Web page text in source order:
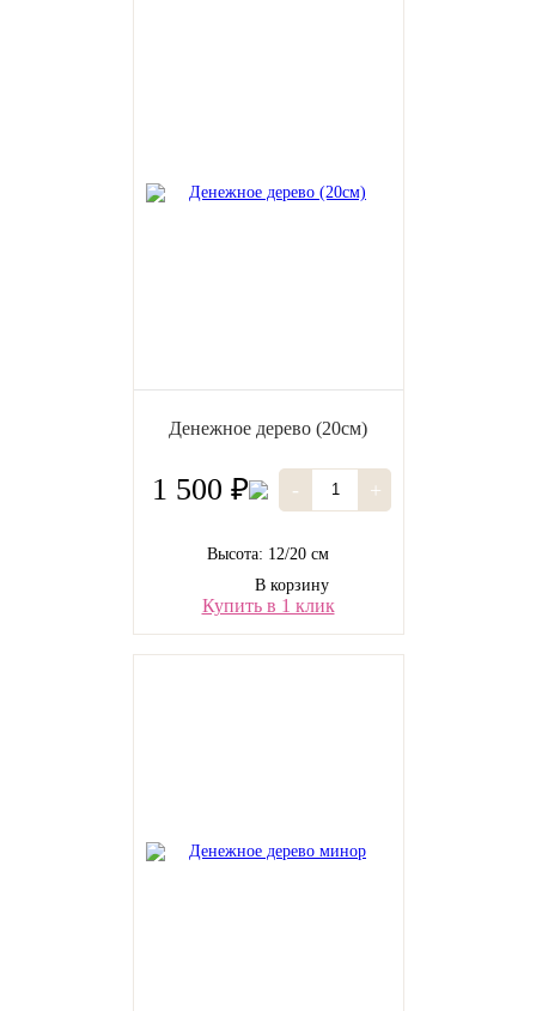
Денежное дерево (20см)
1 500 ₽ - +
Высота: 12/20 см
В корзину
Купить в 1 клик